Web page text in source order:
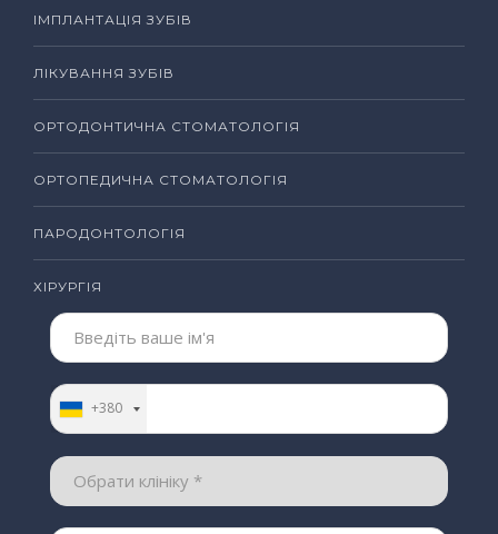
ІМПЛАНТАЦІЯ ЗУБІВ
ЛІКУВАННЯ ЗУБІВ
ОРТОДОНТИЧНА СТОМАТОЛОГІЯ
ОРТОПЕДИЧНА СТОМАТОЛОГІЯ
ПАРОДОНТОЛОГІЯ
ХІРУРГІЯ
+380